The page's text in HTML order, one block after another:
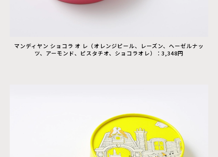
マンディヤン ショコラ オ レ（オレンジピール、レーズン、ヘーゼルナッ
ツ、アーモンド、ピスタチオ、ショコラオレ）：3,348円